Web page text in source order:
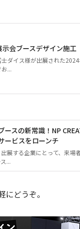
示会ブースデザイン施
士ダイス様が出展された
...
ースの新常識！NP
ービスをローンチ
展する企業にとって、来場
...
どうぞ。